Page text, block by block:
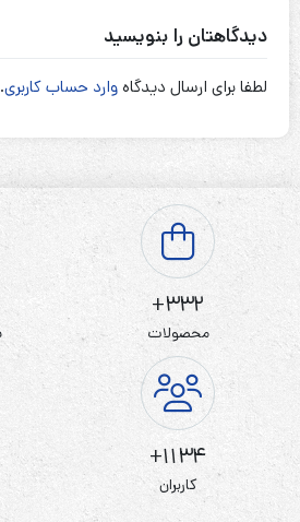
دیدگاهتان را بنویسید
لطفا برای ارسال دیدگاهوارد حساب کاربری.
332+
محصولات
1134+
کاربران